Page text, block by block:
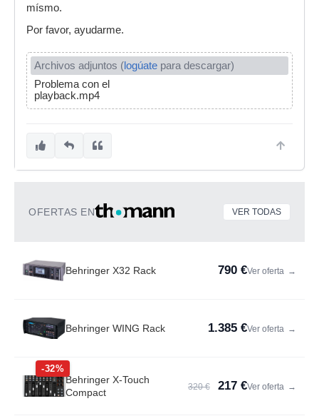
mísmo.
Por favor, ayudarme.
Archivos adjuntos (logúate para descargar)
Problema con el
playback.mp4
OFERTAS EN VER TODAS
Behringer X32 Rack 790 €Ver oferta →
Behringer WING Rack 1.385 €Ver oferta →
-32%
Behringer X-Touch
Compact
320 € 217 €Ver oferta →